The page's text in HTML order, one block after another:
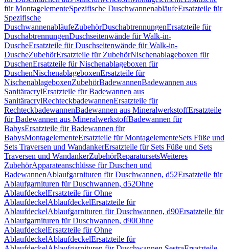
für MontagelementeSpezifische DuschwannenabläufeErsatzteile für
Spezifische
DuschwannenabläufeZubehörDuschabtrennungenErsatzteile für
DuschabtrennungenDuschseitenwände für Walk-in-
DuscheErsatzteile für Duschseitenwände für Walk-in-
DuscheZubehörErsatzteile für ZubehörNischenablageboxen für
DuschenErsatzteile für Nischenablageboxen für
DuschenNischenablageboxenErsatzteile für
NischenablageboxenZubehörBadewannenBadewannen aus
SanitäracrylErsatzteile für Badewannen aus
SanitäracrylRechteckbadewannenErsatzteile für
RechteckbadewannenBadewannen aus MineralwerkstoffErsatzteile
für Badewannen aus MineralwerkstoffBadewannen für
BabysErsatzteile für Badewannen für
BabysMontagelementeErsatzteile für MontagelementeSets Füße und
Sets Traversen und WandankerErsatzteile für Sets Füße und Sets
Traversen und WandankerZubehörReparatursetsWeiteres
ZubehörApparateanschlüsse für Duschen und
BadewannenAblaufgarnituren für Duschwannen, d52Ersatzteile für
Ablaufgarnituren für Duschwannen, d52Ohne
AblaufdeckelErsatzteile für Ohne
AblaufdeckelAblaufdeckelErsatzteile für
AblaufdeckelAblaufgarnituren für Duschwannen, d90Ersatzteile für
Ablaufgarnituren für Duschwannen, d90Ohne
AblaufdeckelErsatzteile für Ohne
AblaufdeckelAblaufdeckelErsatzteile für